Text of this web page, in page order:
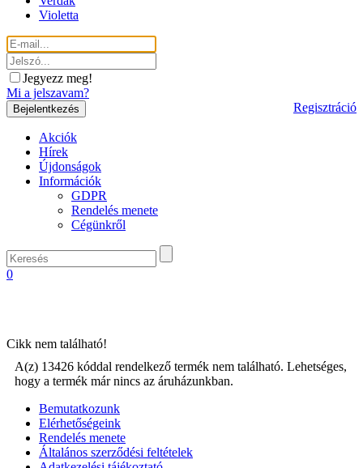
Violetta
Jegyezz meg!
Mi a jelszavam?
Regisztráció
Akciók
Hírek
Újdonságok
Információk
GDPR
Rendelés menete
Cégünkről
0
Cikk nem található!
A(z) 13426 kóddal rendelkező termék nem található. Lehetséges,
hogy a termék már nincs az áruházunkban.
Bemutatkozunk
Elérhetőségeink
Rendelés menete
Általános szerződési feltételek